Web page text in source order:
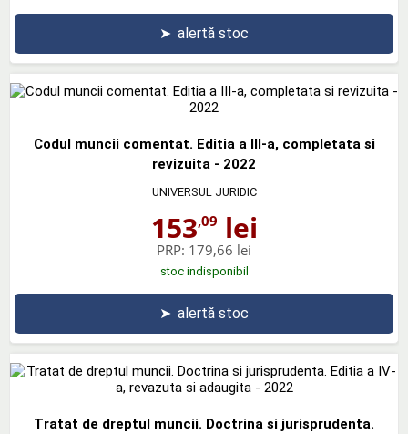
➤ alertă stoc
Codul muncii comentat. Editia a III-a, completata si
revizuita - 2022
UNIVERSUL JURIDIC
153,09 lei
PRP: 179,66 lei
stoc indisponibil
➤ alertă stoc
Tratat de dreptul muncii. Doctrina si jurisprudenta.